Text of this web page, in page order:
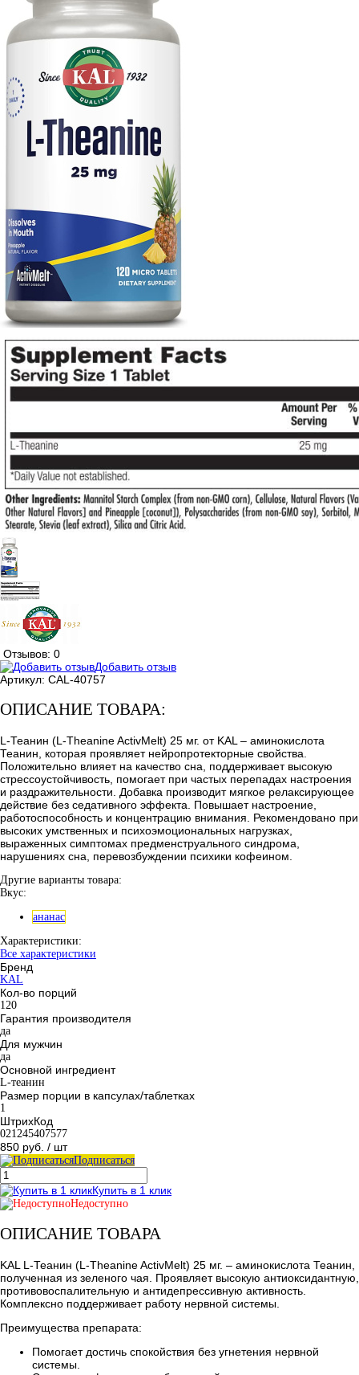
Отзывов: 0
Добавить отзыв
Артикул: CAL-40757
ОПИСАНИЕ ТОВАРА:
L-Теанин (L-Theanine ActivMelt) 25 мг. от KAL – аминокислота
Теанин, которая проявляет нейропротекторные свойства.
Положительно влияет на качество сна, поддерживает высокую
стрессоустойчивость, помогает при частых перепадах настроения
и раздражительности. Добавка производит мягкое релаксирующее
действие без седативного эффекта. Повышает настроение,
работоспособность и концентрацию внимания. Рекомендовано при
высоких умственных и психоэмоциональных нагрузках,
выраженных симптомах предменструального синдрома,
нарушениях сна, перевозбуждении психики кофеином.
Другие варианты товара:
Вкус:
ананас
Характеристики:
Все характеристики
Бренд
KAL
Кол-во порций
120
Гарантия производителя
да
Для мужчин
да
Основной ингредиент
L-теанин
Размер порции в капсулах/таблетках
1
ШтрихКод
021245407577
850 руб. / шт
Подписаться
Купить в 1 клик
Недоступно
ОПИСАНИЕ ТОВАРА
KAL L-Теанин (L-Theanine ActivMelt) 25 мг. – аминокислота Теанин,
полученная из зеленого чая. Проявляет высокую антиоксидантную,
противовоспалительную и антидепрессивную активность.
Комплексно поддерживает работу нервной системы.
Преимущества препарата:
Помогает достичь спокойствия без угнетения нервной
системы.